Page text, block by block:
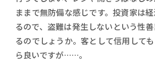
ままで無防備な感じです。投資家は
るので、盗難は発生しないという性
るのでしょうか。客として信用して
ら良いですが……。